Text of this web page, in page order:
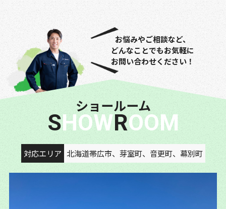
お悩みやご相談など、
どんなことでもお気軽に
お問い合わせください！
ショールーム
SHOW ROOM
対応エリア 北海道帯広市、芽室町、音更町、幕別町